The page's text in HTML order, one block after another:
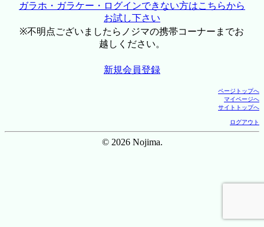
ガラホ・ガラケー・ログインできない方はこちらから
お試し下さい
※不明点ございましたらノジマの携帯コーナーまでお
越しください。
新規会員登録
ページトップへ
マイページへ
サイトトップへ
ログアウト
© 2026 Nojima.